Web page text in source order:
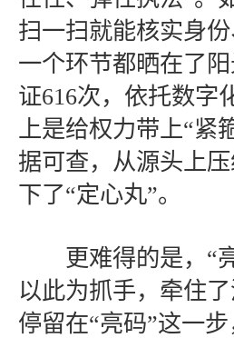
扫一扫就能核实身
一个环节都晒在了
证616次，依托数字
上是给权力带上“紧
据可查，从源头上
下了“定心丸”。
更难得的是，“亮
以此为抓手，牵住
停留在“亮码”这一